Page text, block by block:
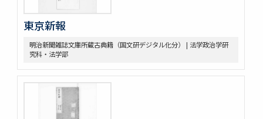
東京新報
明治新聞雑誌文庫所蔵古典籍（国文研デジタル化分） | 法学政治学研
究科・法学部